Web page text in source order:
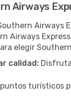
Airways
Airways
Airways
elegir
calidad:
turísticos